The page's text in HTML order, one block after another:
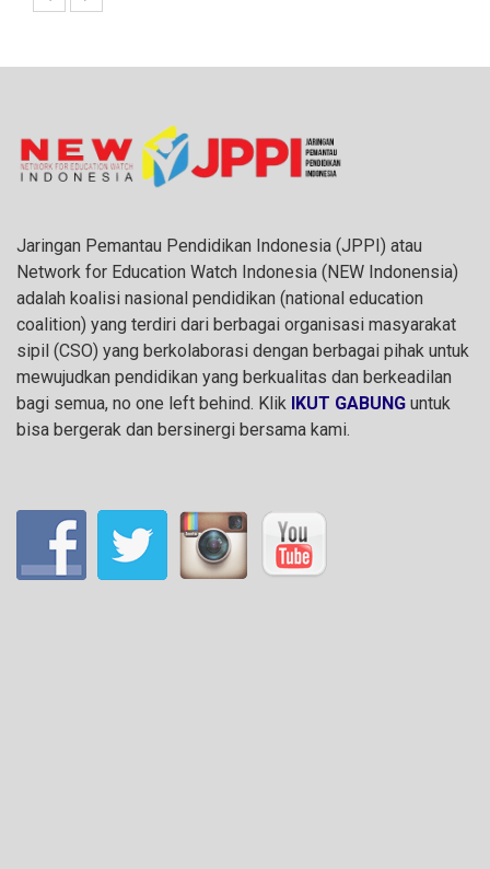
Jaringan Pemantau Pendidikan Indonesia (JPPI) atau
Network for Education Watch Indonesia (NEW Indonensia)
adalah koalisi nasional pendidikan (national education
coalition) yang terdiri dari berbagai organisasi masyarakat
sipil (CSO) yang berkolaborasi dengan berbagai pihak untuk
mewujudkan pendidikan yang berkualitas dan berkeadilan
bagi semua, no one left behind. Klik IKUT GABUNG untuk
bisa bergerak dan bersinergi bersama kami.